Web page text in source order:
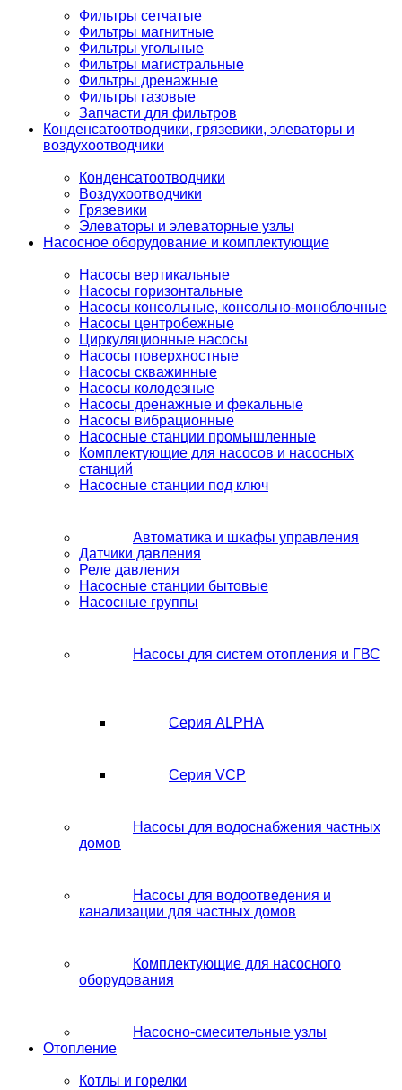
Фильтры сетчатые
Фильтры магнитные
Фильтры угольные
Фильтры магистральные
Фильтры дренажные
Фильтры газовые
Запчасти для фильтров
Конденсатоотводчики, грязевики, элеваторы и
воздухоотводчики
Конденсатоотводчики
Воздухоотводчики
Грязевики
Элеваторы и элеваторные узлы
Насосное оборудование и комплектующие
Насосы вертикальные
Насосы горизонтальные
Насосы консольные, консольно-моноблочные
Насосы центробежные
Циркуляционные насосы
Насосы поверхностные
Насосы скважинные
Насосы колодезные
Насосы дренажные и фекальные
Насосы вибрационные
Насосные станции промышленные
Комплектующие для насосов и насосных
станций
Насосные станции под ключ
Автоматика и шкафы управления
Датчики давления
Реле давления
Насосные станции бытовые
Насосные группы
Насосы для систем отопления и ГВС
Серия ALPHA
Серия VCP
Насосы для водоснабжения частных
домов
Насосы для водоотведения и
канализации для частных домов
Комплектующие для насосного
оборудования
Насосно-смесительные узлы
Отопление
Котлы и горелки